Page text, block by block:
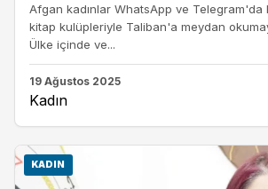
Afgan kadınlar WhatsApp ve Telegram'da
kitap kulüpleriyle Taliban'a meydan
Ülke içinde ve...
19 Ağustos 2025
Kadın
KADIN